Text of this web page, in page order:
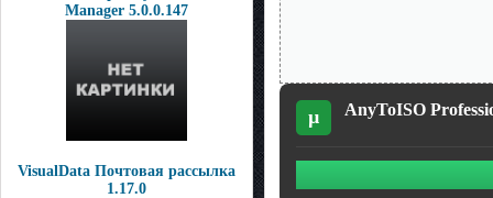
Manager 5.0.0.147
VisualData Почтовая рассылка
1.17.0
µ AnyToISO